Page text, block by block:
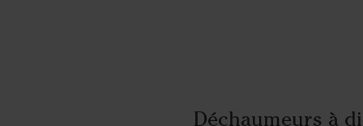
Déchaumeurs à